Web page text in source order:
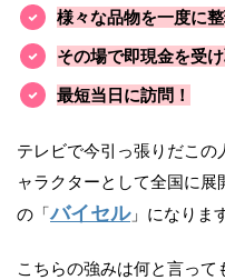
様々な品物を一度に整
その場で即現金を受け
最短当日に訪問！
テレビで今引っ張りだこ
ャラクターとして全国に
の「バイセル」になります
こちらの強みは何と言って